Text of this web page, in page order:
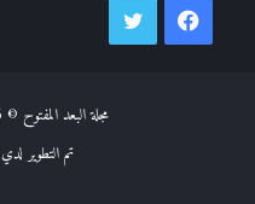
فيسبوك
مجلة البعد المفتوح © 2026 جميع الحقوق محفوظة
تم التطوير لدي IBNOMER.com